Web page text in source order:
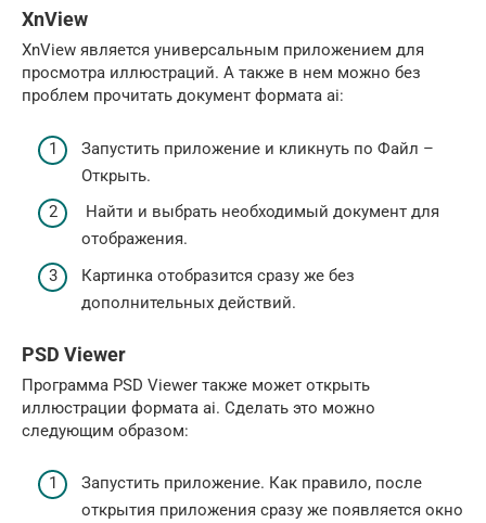
XnView
XnView является универсальным приложением для
просмотра иллюстраций. А также в нем можно без
проблем прочитать документ формата ai:
Запустить приложение и кликнуть по Файл –
Открыть.
Найти и выбрать необходимый документ для
отображения.
Картинка отобразится сразу же без
дополнительных действий.
PSD Viewer
Программа PSD Viewer также может открыть
иллюстрации формата ai. Сделать это можно
следующим образом:
Запустить приложение. Как правило, после
открытия приложения сразу же появляется окно